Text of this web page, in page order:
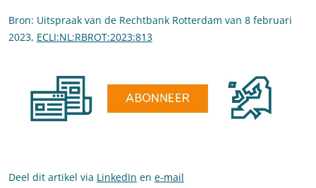
Bron: Uitspraak van de Rechtbank Rotterdam van 8 februari
2023, ECLI:NL:RBROT:2023:813
Deel dit artikel via LinkedIn en e-mail